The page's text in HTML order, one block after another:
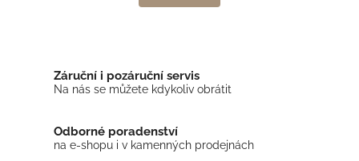
Záruční i pozáruční servis
Na nás se můžete kdykoliv obrátit
Odborné poradenství
na e-shopu i v kamenných prodejnách